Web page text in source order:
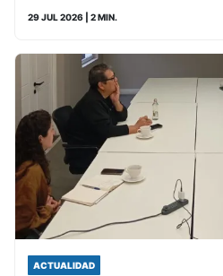
29 JUL 2026 | 2 MIN.
ACTUALIDAD